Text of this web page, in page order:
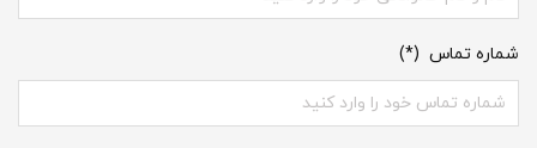
شماره تماس (*)